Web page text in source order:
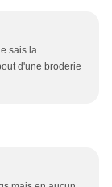
sais la
d'une broderie